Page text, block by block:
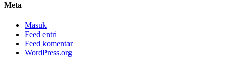
Meta
Masuk
Feed entri
Feed komentar
WordPress.org